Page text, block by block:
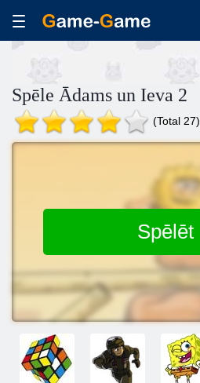
Spēle Ādams un Ieva 2
(Total 27)
Spēlēt